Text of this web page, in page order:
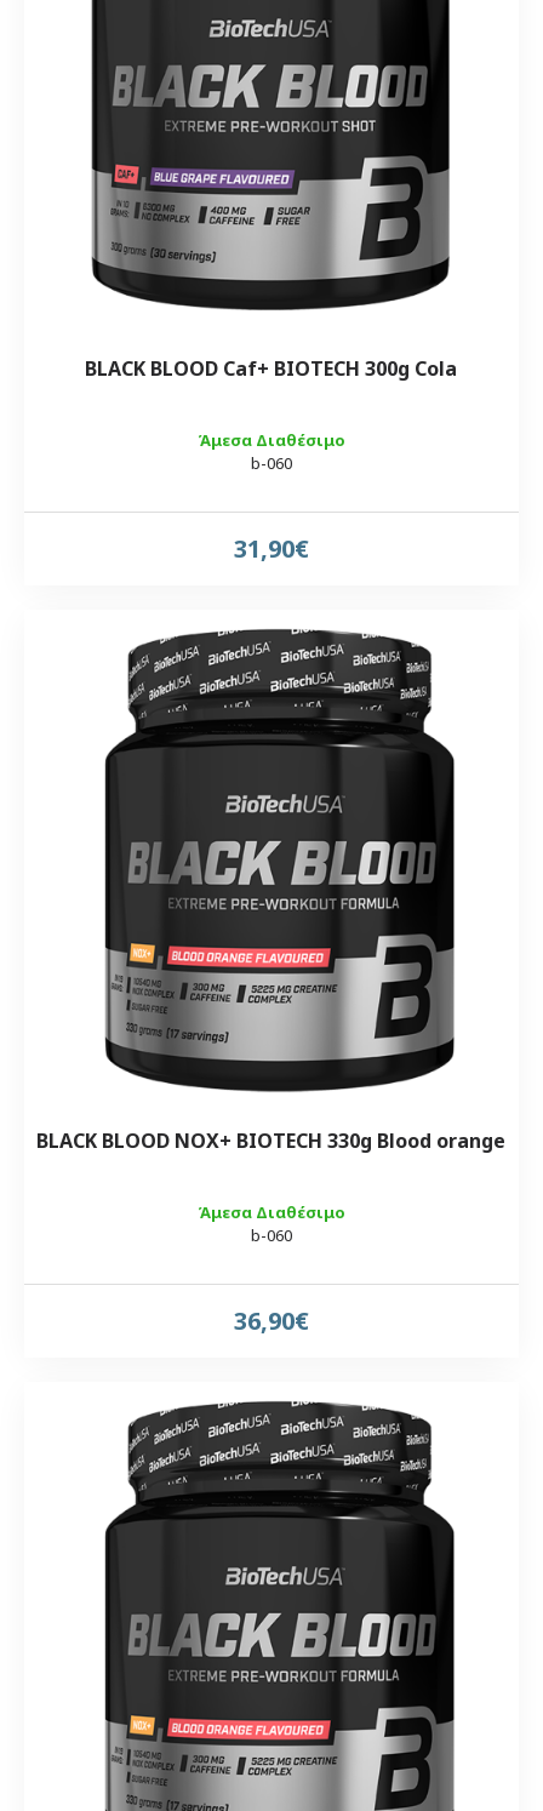
Άμεσα Διαθέσιμο
b-060
BLACK BLOOD Caf+ BIOTECH 300g Cola
31,90€
Άμεσα Διαθέσιμο
b-060
BLACK BLOOD NOX+ BIOTECH 330g Blood orange
36,90€